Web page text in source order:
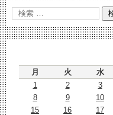
月
火 水
1
2 3
8
9 10
15
16 17